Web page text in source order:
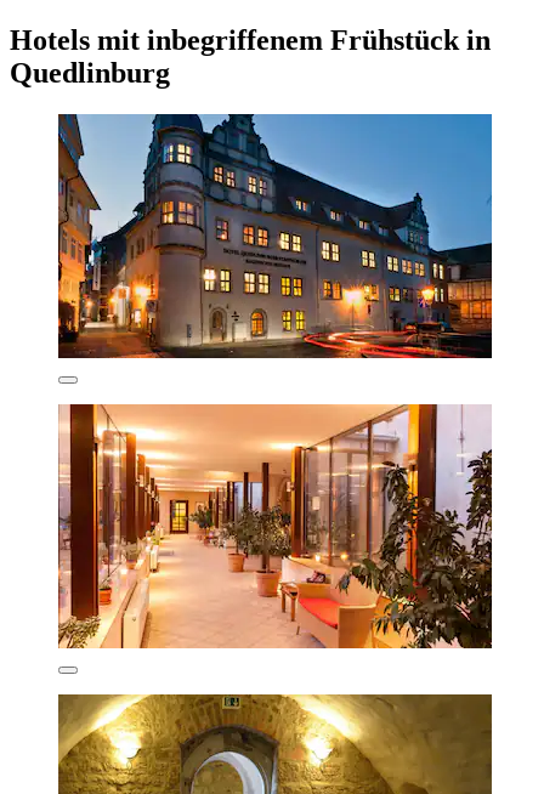
Hotels mit inbegriffenem Frühstück in
Quedlinburg